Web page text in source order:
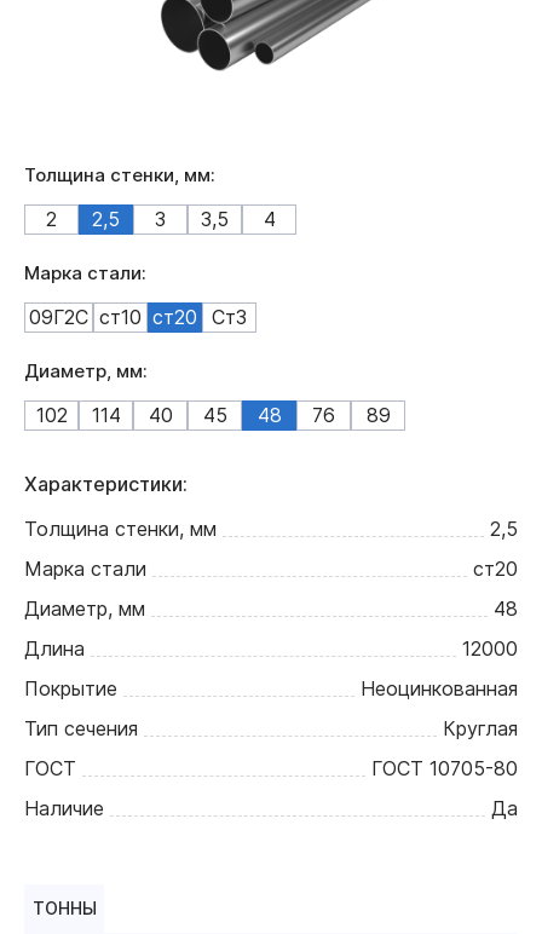
Толщина стенки, мм:
2 2,5 3 3,5 4
Марка стали:
09Г2С ст10 ст20 Ст3
Диаметр, мм:
102 114 40 45 48 76 89
Характеристики:
Толщина стенки, мм
2,5
Марка стали
ст20
Диаметр, мм
48
Длина
12000
Покрытие
Неоцинкованная
Тип сечения
Круглая
ГОСТ
ГОСТ 10705-80
Наличие
Да
ТОННЫ